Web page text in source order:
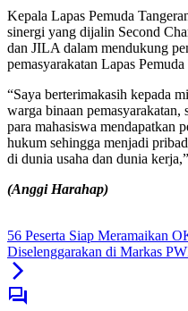
Kepala Lapas Pemuda
sinergi yang dijalin Second
dan JILA dalam mendukung
pemasyarakatan Lapas
“Saya berterimakasih kepada
warga binaan pemasyarakatan,
para mahasiswa mendapatkan
hukum sehingga menjadi
di dunia usaha dan dunia
(Anggi Harahap)
56 Peserta Siap Meramaikan
Diselenggarakan di Markas